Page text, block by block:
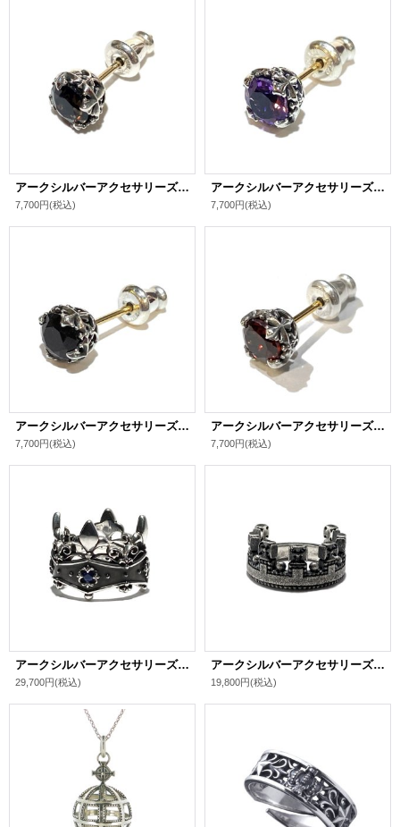
アークシルバーアクセサリーズ/ロイヤルクラウンピアス（スモーキークォーツ） メンズ ブランド シルバーピアス
7,700円(税込)
アークシルバーアクセサリーズ/ロイヤルクラウンピアス（アメジスト） メンズ ブランド シルバーピアス
7,700円(税込)
アークシルバーアクセサリーズ/ロイヤルクラウンピアス（オニキス） メンズ ブランド シルバーピアス
7,700円(税込)
アークシルバーアクセサリーズ/ロイヤルクラウンピアス（ガーネット） メンズ ブランド シルバーピアス
7,700円(税込)
アークシルバーアクセサリーズ/【王冠】リリークラウンリング シルバーリング
29,700円(税込)
アークシルバーアクセサリーズ/【王冠】クラウンリング シルバーリング
19,800円(税込)